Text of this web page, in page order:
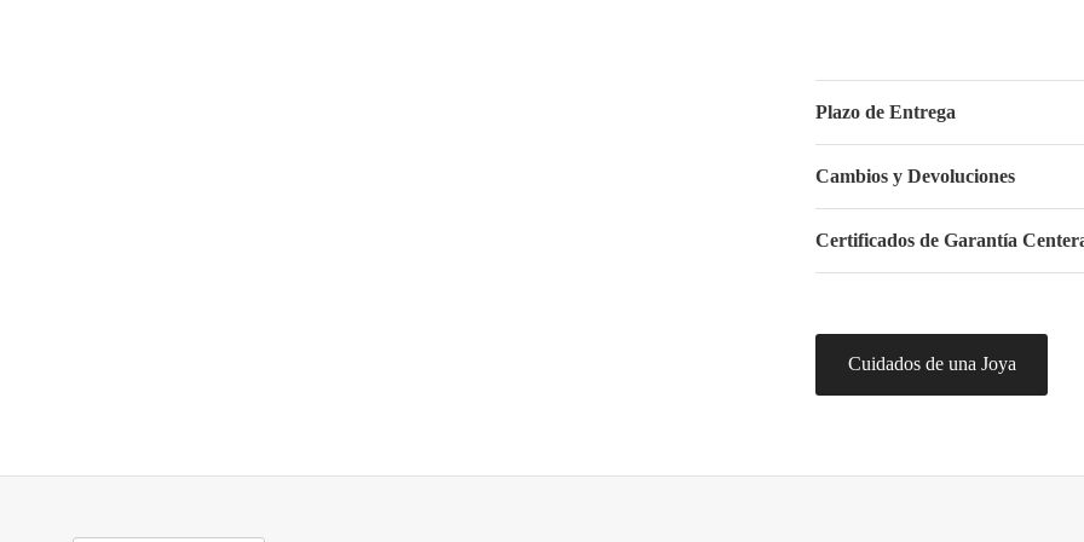
Plazo de Entrega
Cambios y Devoluciones
Certificados de Garantía
Cuidados de una Joya